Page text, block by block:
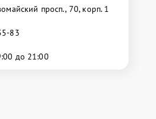
просп., 70, корп. 1
83
до 21:00